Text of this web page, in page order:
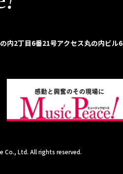
内2丁目6番21号アクセス丸の内ビル
Co., Ltd. All rights reserved.